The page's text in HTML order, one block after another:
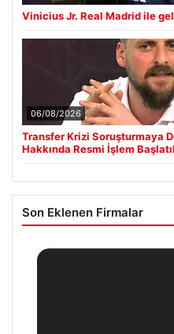
Vinicius Jr. Real Madrid ile
06/08/2026
Transfer Krizi Soruşturmaya
Hakkında Resmi İşlem
Son Eklenen Firmalar